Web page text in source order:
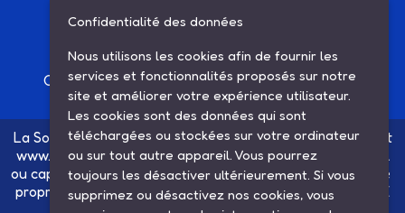
Conditions générales de vente
Création site Internet Factor’IT|Mentions légales
La Société SARL ETS MAUGER, exploitante du site internet
www.ets-mauger.com, n'a aucun lien juridique, commercial
ou capitalistique avec la société SINBAR - Groupe Easybike
propriétaire des marques SOLEX, VELOSOLEX, SOLEXINE
et E-SOLEX.
Confidentialité des données
Nous utilisons les cookies afin de fournir les
services et fonctionnalités proposés sur notre
site et améliorer votre expérience utilisateur.
Les cookies sont des données qui sont
téléchargées ou stockées sur votre ordinateur
ou sur tout autre appareil. Vous pourrez
toujours les désactiver ultérieurement. Si vous
supprimez ou désactivez nos cookies, vous